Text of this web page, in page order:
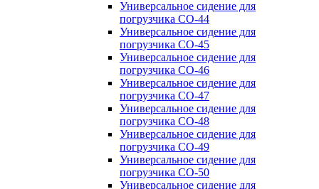
Универсальное сидение для
погрузчика CO-44
Универсальное сидение для
погрузчика CO-45
Универсальное сидение для
погрузчика CO-46
Универсальное сидение для
погрузчика CO-47
Универсальное сидение для
погрузчика CO-48
Универсальное сидение для
погрузчика CO-49
Универсальное сидение для
погрузчика CO-50
Универсальное сидение для